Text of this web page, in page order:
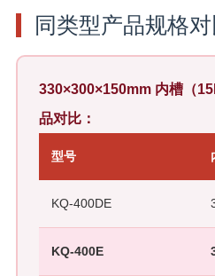
同类型产品规格
330×300×150mm 内槽（
品对比：
型号
KQ-400DE
KQ-400E